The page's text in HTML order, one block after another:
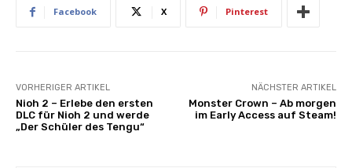
Facebook X Pinterest
VORHERIGER ARTIKEL
Nioh 2 – Erlebe den ersten
DLC für Nioh 2 und werde
„Der Schüler des Tengu“
NÄCHSTER ARTIKEL
Monster Crown – Ab morgen
im Early Access auf Steam!